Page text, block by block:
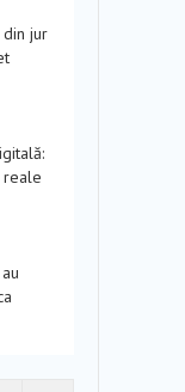
jur
reale